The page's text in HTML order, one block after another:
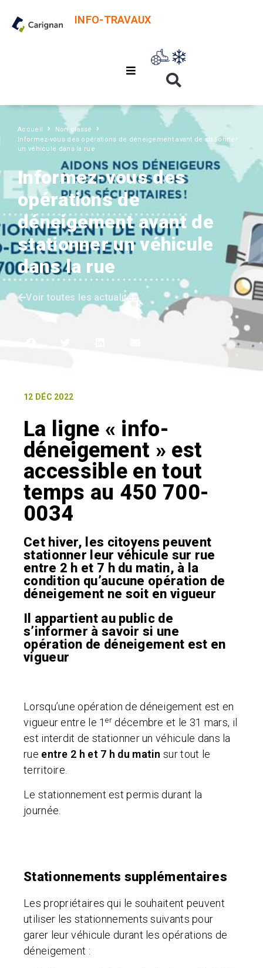
INFO-TRAVAUX
Accueil
Non classé
Informez-vous des opérations de déneigement avant de stationner
un véhicule dans la rue
Informez-vous des
opérations de
déneigement avant de
stationner un véhicule
dans la rue
Voir toutes les actualités
12 DÉC 2022
La ligne « info-
déneigement » est
accessible en tout
temps au 450 700-
0034
Cet hiver, les citoyens peuvent
stationner leur véhicule sur rue
entre 2 h et 7 h du matin, à la
condition qu’aucune opération de
déneigement ne soit en vigueur
Il appartient au public de
s’informer à savoir si une
opération de déneigement est en
vigueur
Lorsqu’une opération de déneigement est en
vigueur entre le 1er décembre et le 31 mars, il
est interdit de stationner un véhicule dans la
rue entre 2 h et 7 h du matinsur tout le
territoire.
Le stationnement est permis durant la
journée.
Stationnements supplémentaires
Les propriétaires qui le souhaitent peuvent
utiliser les stationnements suivants pour
garer leur véhicule durant les opérations de
déneigement :